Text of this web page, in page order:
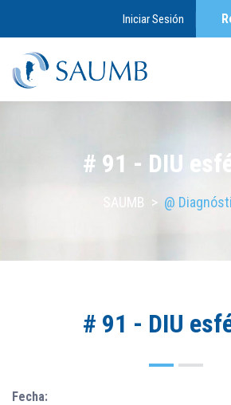
Iniciar Sesión
# 91 - DIU
SAUMB > @
# 91 - DIU
Fecha: